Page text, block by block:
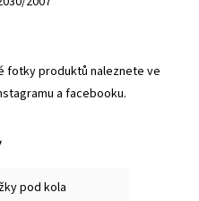
fotky produktů naleznete ve
a facebooku.
pod kola